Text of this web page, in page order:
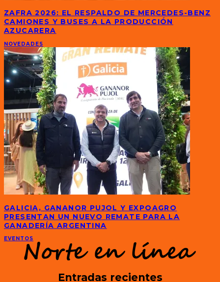
ZAFRA 2026: EL RESPALDO DE MERCEDES-BENZ
CAMIONES Y BUSES A LA PRODUCCIÓN
AZUCARERA
NOVEDADES
GALICIA, GANANOR PUJOL Y EXPOAGRO
PRESENTAN UN NUEVO REMATE PARA LA
GANADERÍA ARGENTINA
EVENTOS
Entradas recientes